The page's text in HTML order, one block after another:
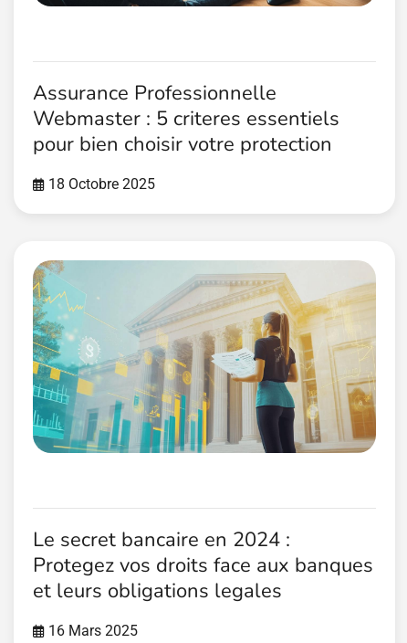
Assurance Professionnelle
Webmaster : 5 criteres essentiels
pour bien choisir votre protection
18 Octobre 2025
Le secret bancaire en 2024 :
Protegez vos droits face aux banques
et leurs obligations legales
16 Mars 2025